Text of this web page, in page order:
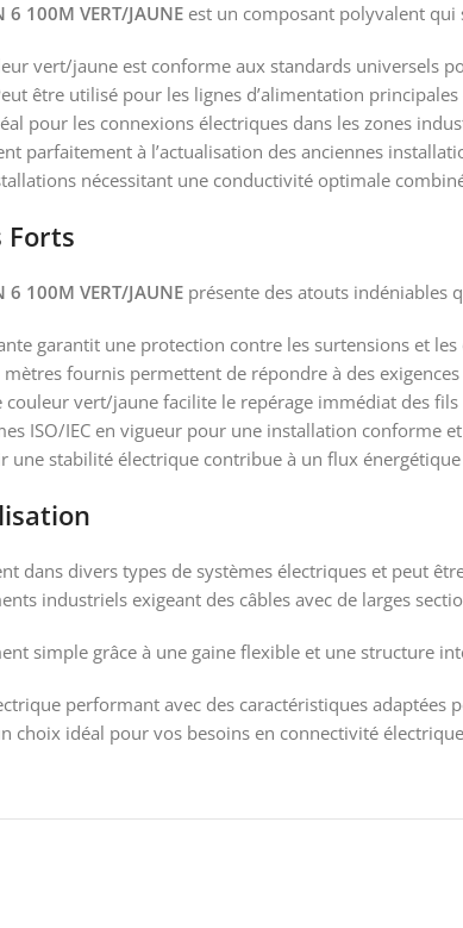
6 100M VERT/JAUNE est un composant polyvalent qui
vert/jaune est conforme aux standards universels
être utilisé pour les lignes d’alimentation
pour les connexions électriques dans les zones
parfaitement à l’actualisation des anciennes
nécessitant une conductivité optimale
Forts
6 100M VERT/JAUNE présente des atouts indéniables
garantit une protection contre les surtensions et les
mètres fournis permettent de répondre à des
couleur vert/jaune facilite le repérage immédiat des
ISO/IEC en vigueur pour une installation conforme
une stabilité électrique contribue à un flux
dans divers types de systèmes électriques et peut
industriels exigeant des câbles avec de larges
simple grâce à une gaine flexible et une structure
performant avec des caractéristiques
choix idéal pour vos besoins en connectivité